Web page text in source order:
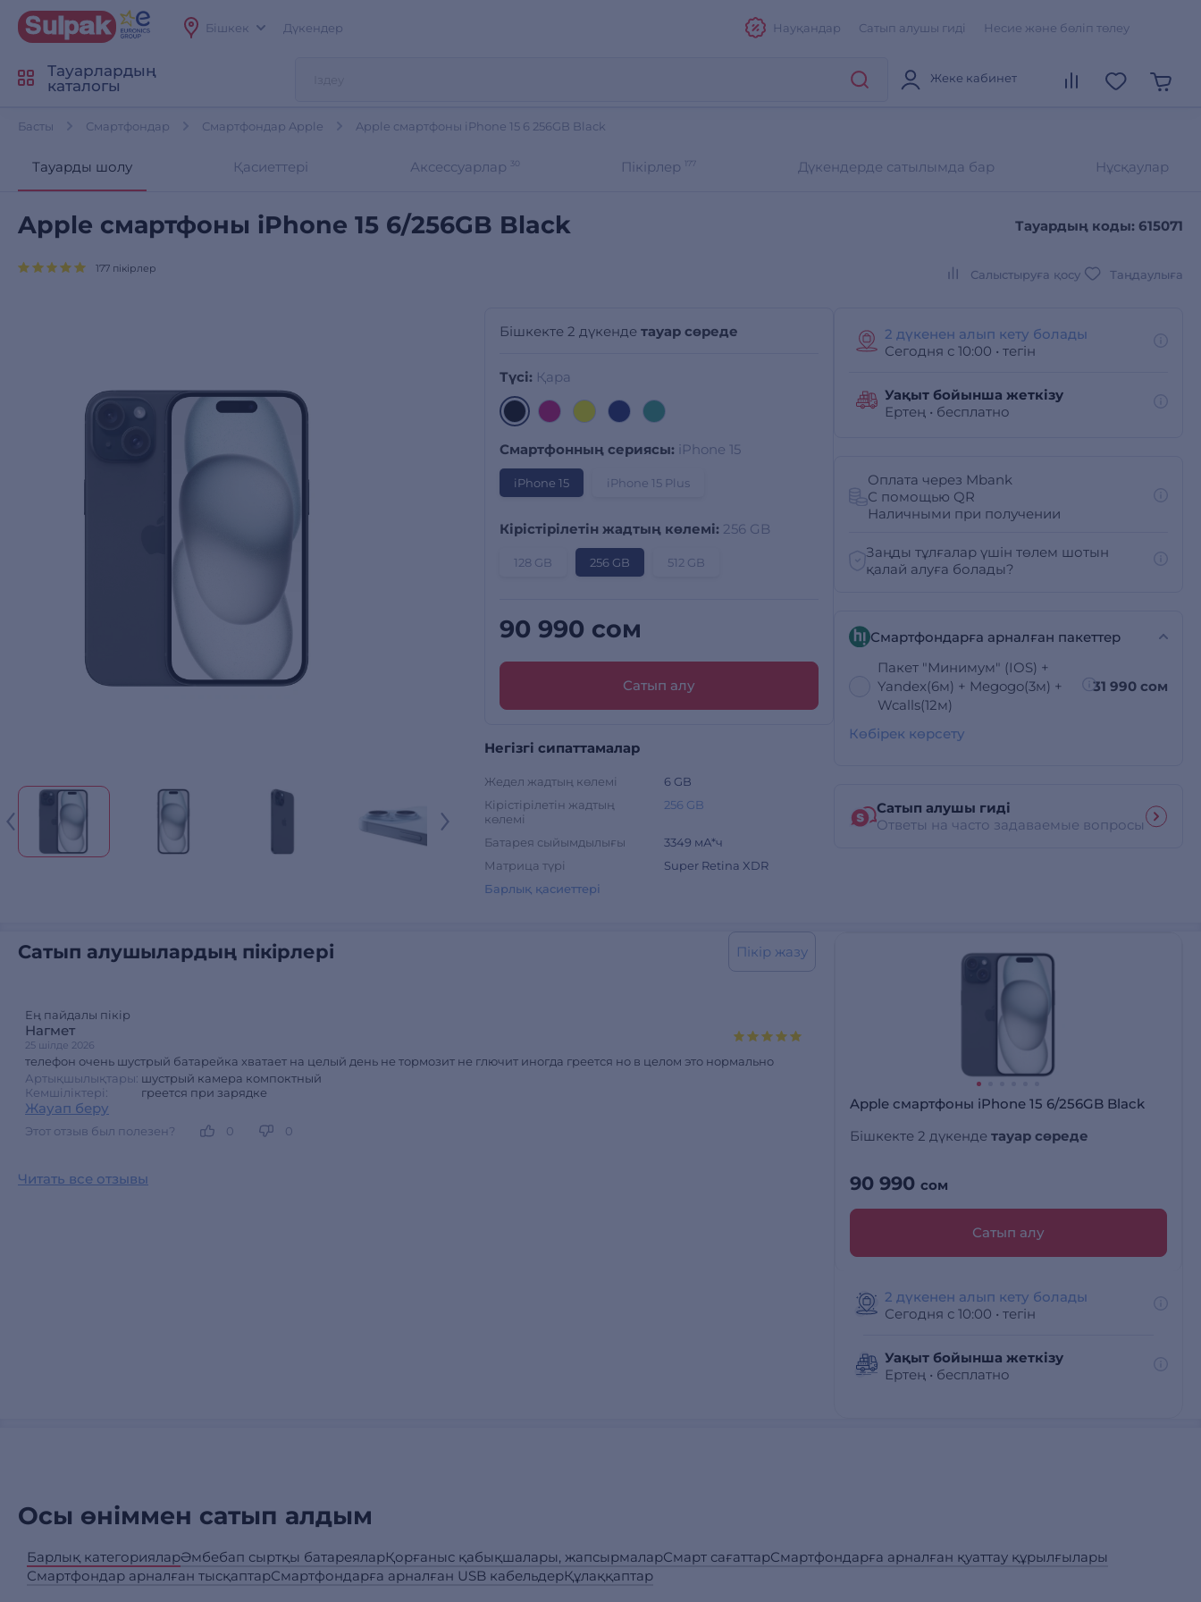
Бішкек Дүкендер Науқандар Сатып алушы гиді Несие және бөліп төлеу
Тауарлардың
каталогы
Жеке кабинет
Басты Смартфондар Смартфондар Apple Apple смартфоны iPhone 15 6 256GB Black
Тауарды шолу Қасиеттері Аксессуарлар 30 Пікірлер 177 Дүкендерде сатылымда бар Нұсқаулар
Apple смартфоны iPhone 15 6/256GB Black Тауардың коды: 615071
177 пікірлер Салыстыруға қосу Таңдаулыға
Бішкекте 2 дүкенде тауар сөреде
Түсі: Қара
Смартфонның сериясы: iPhone 15
iPhone 15 iPhone 15 Plus
Кірістірілетін жадтың көлемі: 256 GB
128 GB 256 GB 512 GB
90 990 сом
Сатып алу
Негізгі сипаттамалар
Жедел жадтың көлемі
6 GB
Кірістірілетін жадтың
көлемі
256 GB
Батарея сыйымдылығы
3349 мА*ч
Матрица түрі
Super Retina XDR
Барлық қасиеттері
2 дүкенен алып кету болады
Сегодня с 10:00 • тегін
Уақыт бойынша жеткізу
Ертең • бесплатно
Оплата через Mbank
С помощью QR
Наличными при получении
Заңды тұлғалар үшін төлем шотын
қалай алуға болады?
Смартфондарға арналған пакеттер
Пакет "Минимум" (IOS) +
Yandex(6м) + Megogo(3м) +
Wcalls(12м)
31 990 сом
Көбірек көрсету
Сатып алушы гиді
Ответы на часто задаваемые вопросы
Сатып алушылардың пікірлері Пікір жазу
Ең пайдалы пікір
Нагмет
25 шілде 2026
телефон очень шустрый батарейка хватает на целый день не тормозит не глючит иногда греется но в целом это нормально
Артықшылықтары: шустрый камера компоктный
Кемшіліктері:
греется при зарядке
Жауап беру
Этот отзыв был полезен? 0 0
Читать все отзывы
Apple смартфоны iPhone 15 6/256GB Black
Бішкекте 2 дүкенде тауар сөреде
90 990 сом
Сатып алу
2 дүкенен алып кету болады
Сегодня с 10:00 • тегін
Уақыт бойынша жеткізу
Ертең • бесплатно
Осы өніммен сатып алдым
Барлық категорияларӘмбебап сыртқы батареяларҚорғаныс қабықшалары, жапсырмаларСмарт сағаттарСмартфондарға арналған қуаттау құрылғылары
Смартфондар арналған тысқаптарСмартфондарға арналған USB кабельдерҚұлаққаптар